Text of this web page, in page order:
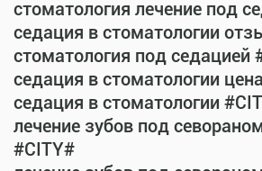
стоматология лечение под
седация в стоматологии
стоматология под седацией
седация в стоматологии
седация в стоматологии
лечение зубов под
#CITY#